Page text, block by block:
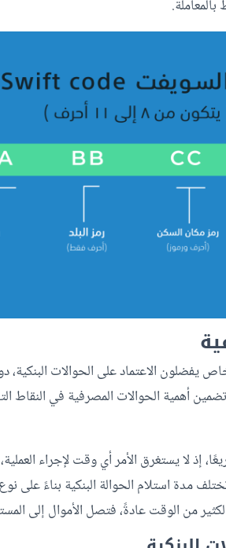
يفضلون الاعتماد على الحوالات
أهمية الحوالات المصرفية في النقاط
إذ لا يستغرق الأمر أي وقت لإجراء
مدة استلام الحوالة البنكية بناءً على
من الوقت عادةً، فتصل الأموال إلى